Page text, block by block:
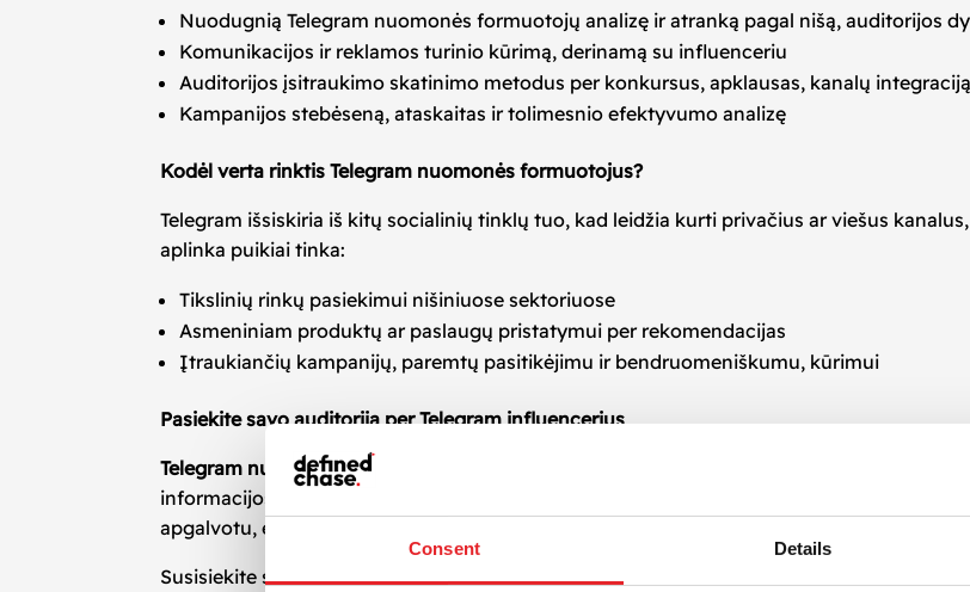
Consent Details
Nuodugnią Telegram nuomonės formuotojų analizę ir atranką pagal nišą, auditorijos
Komunikacijos ir reklamos turinio kūrimą, derinamą su influenceriu
Auditorijos įsitraukimo skatinimo metodus per konkursus, apklausas, kanalų integraciją
Kampanijos stebėseną, ataskaitas ir tolimesnio efektyvumo analizę
Kodėl verta rinktis Telegram nuomonės formuotojus?
Telegram išsiskiria iš kitų socialinių tinklų tuo, kad leidžia kurti privačius ar viešus
aplinka puikiai tinka:
Tikslinių rinkų pasiekimui nišiniuose sektoriuose
Asmeniniam produktų ar paslaugų pristatymui per rekomendacijas
Įtraukiančių kampanijų, paremtų pasitikėjimu ir bendruomeniškumu, kūrimui
Pasiekite savo auditoriją per Telegram influencerius
Telegram nuomonės formuotojai
padeda verslams efektyviai pasiekti auditoriją, kuri
informacijos, rekomendacijų bei naujienų gavimui. Pasirinkus profesionalią komandą,
apgalvotu, efektyviu žingsniu skaitmeninės rinkodaros plane.
Susisiekite su mumis ir kartu sukurkime Telegram reklamos kampaniją, kuri padidins